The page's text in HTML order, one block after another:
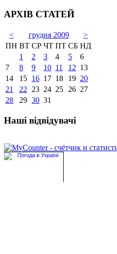
АРХІВ СТАТЕЙ
< грудня 2009
>
ПН ВТ СР ЧТ ПТ СБ НД
1
2 3 4 5
6
7
8 9 10 11 12 13
14
15 16 17 18 19 20
21
22 23 24 25 26 27
28
29 30 31
Наші відвідувачі